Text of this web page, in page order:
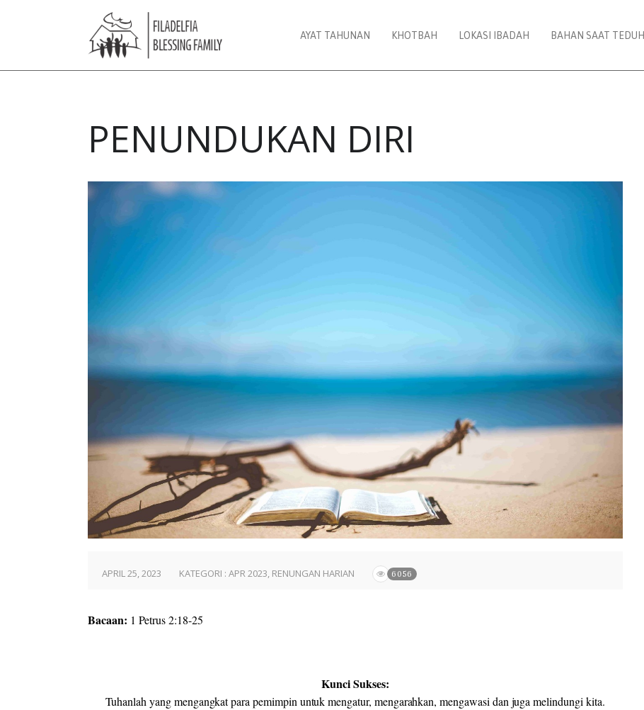
AYAT TAHUNAN KHOTBAH LOKASI IBADAH BAHAN SAAT TEDUH
PENUNDUKAN DIRI
APRIL 25, 2023 KATEGORI : APR 2023, RENUNGAN HARIAN 6056
Bacaan: 1 Petrus 2:18-25
Kunci Sukses:
Tuhanlah yang mengangkat para pemimpin untuk mengatur, mengarahkan, mengawasi dan juga melindungi kita.